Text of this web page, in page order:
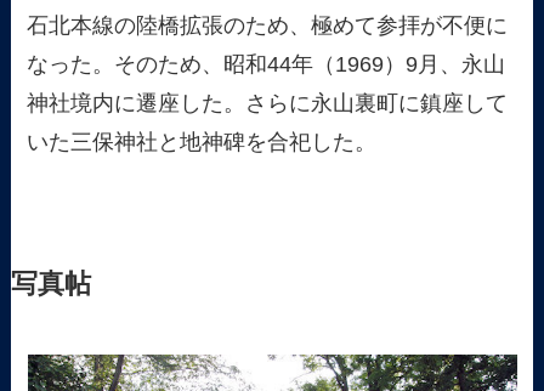
石北本線の陸橋拡張のため、極めて参拝が不便に
なった。そのため、昭和44年（1969）9月、永山
神社境内に遷座した。さらに永山裏町に鎮座して
いた三保神社と地神碑を合祀した。
写真帖